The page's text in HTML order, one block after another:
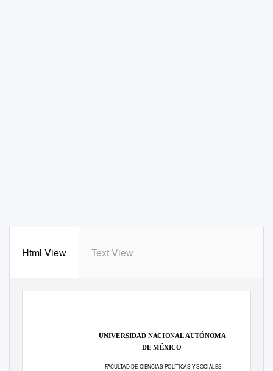
Html View Text View
UNIVERSIDAD NACIONAL AUTÓNOMA
DE MÉXICO
FACULTAD DE CIENCIAS POLÍTICAS Y SOCIALES